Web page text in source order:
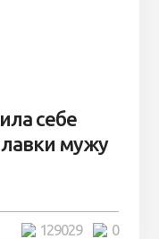
себе
мужу
0
129029